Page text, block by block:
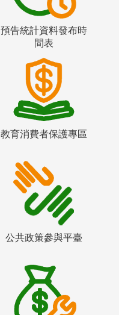
預告統計資料發布時
間表
教育消費者保護專區
公共政策參與平臺